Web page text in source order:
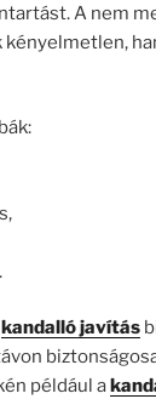
A nem
kényelmetlen,
kandalló javítás
például a